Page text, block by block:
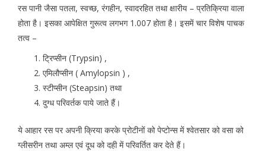
रस पानी जैसा पतला, स्वच्छ, रंगहीन, स्वादरहित तथा क्षारीय – प्रतिक्रिया वाला
होता है। इसका आपेक्षित गुरूत्व लगभग 1.007 होता है। इसमें चार विशेष पाचक
तत्व –
ट्रिप्सीन (Trypsin) ,
एमिलौप्सीन ( Amylopsin ) ,
स्टीप्सीन (Steapsin) तथा
दुग्ध परिवर्तक पाये जाते हैं।
ये आहार रस पर अपनी क्रिया करके प्रोटीनों को पेप्टोन्स में श्वेतसार को वसा को
ग्लीसरीन तथा अम्ल एवं दूध को दही में परिवर्तित कर देते हैं।